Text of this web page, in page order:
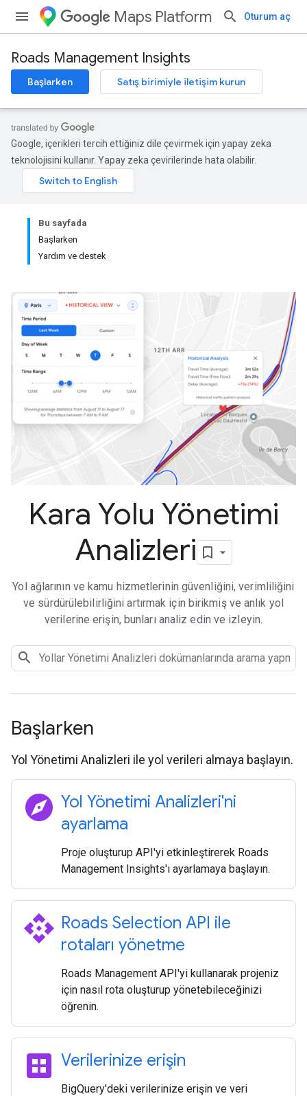
Maps Platform Oturum aç
Roads Management Insights
Başlarken Satış birimiyle iletişim kurun
Google, içerikleri tercih ettiğiniz dile çevirmek için yapay zeka
teknolojisini kullanır. Yapay zeka çevirilerinde hata olabilir.
Bu sayfada
Başlarken
Yardım ve destek
Kara Yolu Yönetimi
Analizleri
Yol ağlarının ve kamu hizmetlerinin güvenliğini, verimliliğini
ve sürdürülebilirliğini artırmak için birikmiş ve anlık yol
verilerine erişin, bunları analiz edin ve izleyin.
Başlarken
Yol Yönetimi Analizleri ile yol verileri almaya başlayın.
explore Yol Yönetimi Analizleri'ni
ayarlama
Proje oluşturup API'yi etkinleştirerek Roads
Management Insights'ı ayarlamaya başlayın.
api Roads Selection API ile
rotaları yönetme
Roads Management API'yi kullanarak projeniz
için nasıl rota oluşturup yönetebileceğinizi
öğrenin.
dataset Verilerinize erişin
BigQuery'deki verilerinize erişin ve veri